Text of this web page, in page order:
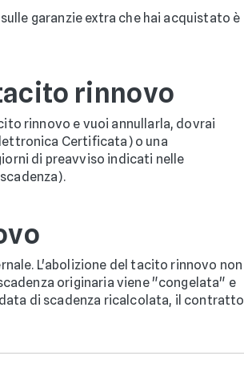
garanzie extra che hai acquistato è
rinnovo
rinnovo e vuoi annullarla, dovrai
Certificata) o una
di preavviso indicati nelle
L'abolizione del tacito rinnovo non
originaria viene "congelata" e
di scadenza ricalcolata, il contratto